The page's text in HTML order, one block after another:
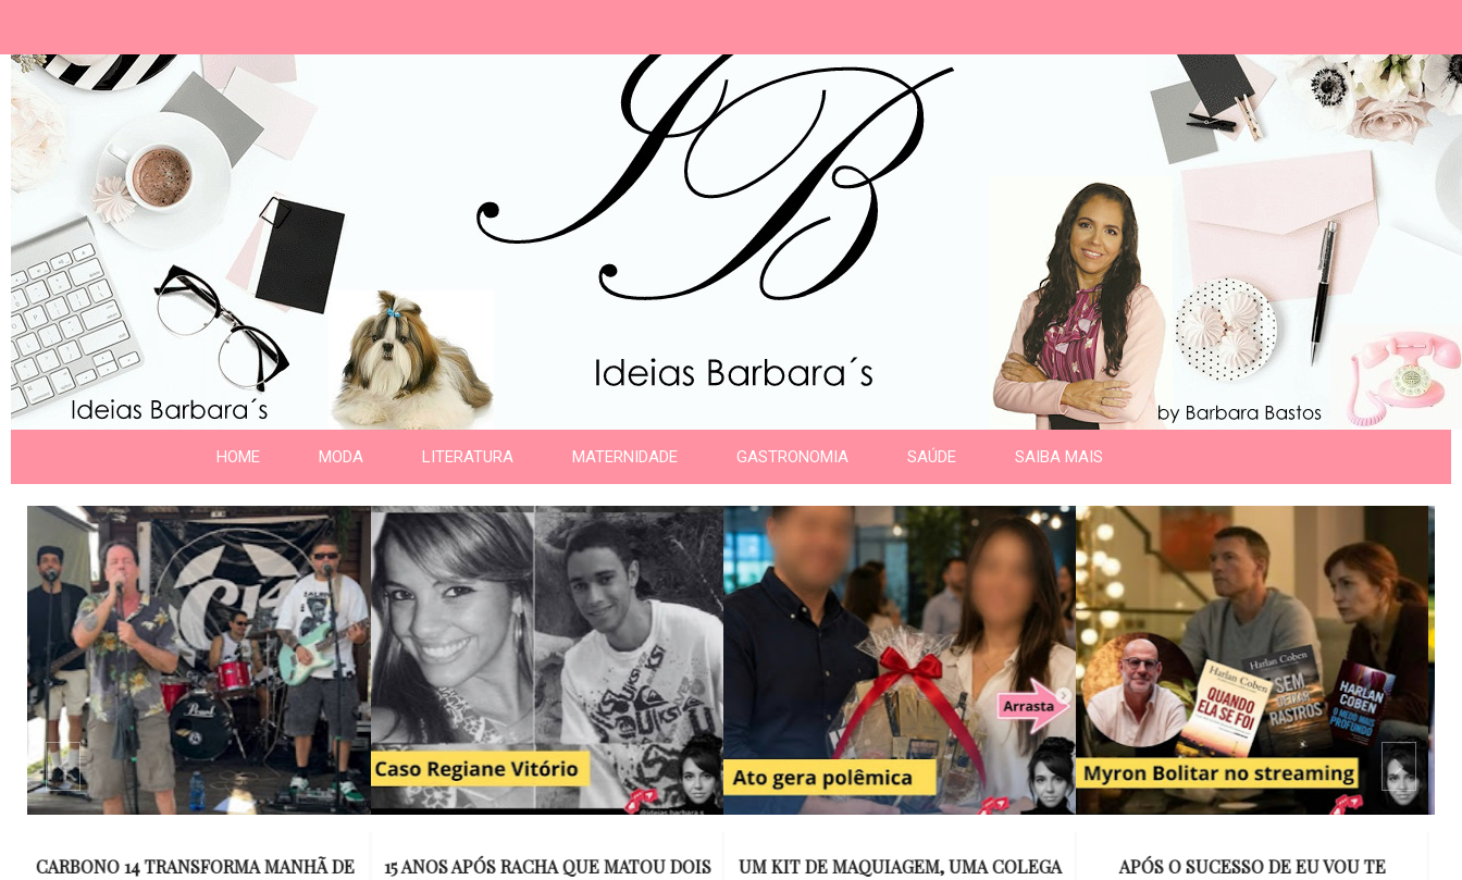
HOME MODA LITERATURA MATERNIDADE GASTRONOMIA SAÚDE SAIBA MAIS
15 ANOS APÓS RACHA QUE MATOU DOIS
UM KIT DE MAQUIAGEM, UMA COLEGA
APÓS O SUCESSO DE EU VOU TE
15 ANOS SEM AMY WINEHOUSE: A VOZ